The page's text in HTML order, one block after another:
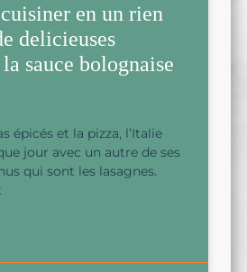
en un rien
delicieuses
sauce bolognaise
épicés et la pizza, l’Italie
jour avec un autre de ses
qui sont les lasagnes.